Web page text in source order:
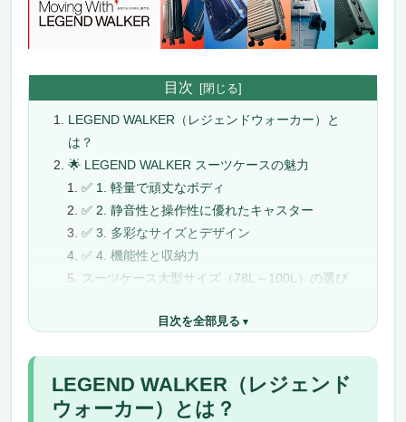
目次
LEGEND WALKER（レジェンドウォーカー）と
は？
🌟 LEGEND WALKER スーツケースの魅力
✅ 1. 軽量で頑丈なボディ
✅ 2. 静音性と操作性に優れたキャスター
✅ 3. 多彩なサイズとデザイン
✅ 4. 機能性と収納力
スーツケース大型サイズ（78L～100L）の選び
素材選びで長旅の快適性が決まる
キャスター性能はスーツケースの“足”となる重
目次を全部見る
LEGEND WALKER（レジェンド
ウォーカー）とは？